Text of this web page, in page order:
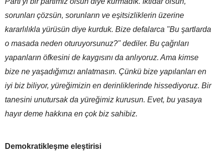
sorunları çözsün, sorunların ve eşitsizliklerin üzerine
kararlılıkla yürüsün diye kurduk. Bize defalarca "Bu şartlarda
o masada neden oturuyorsunuz?" dediler. Bu çağrıları
yapanların öfkesini de kaygısını da anlıyoruz. Ama kimse
bize ne yaşadığımızı anlatmasın. Çünkü bize yapılanları en
iyi biz biliyor, yüreğimizin en derinliklerinde hissediyoruz. Bir
tanesini unutursak da yüreğimiz kurusun. Evet, bu yasaya
hayır deme hakkına en çok biz sahibiz.
Demokratikleşme eleştirisi